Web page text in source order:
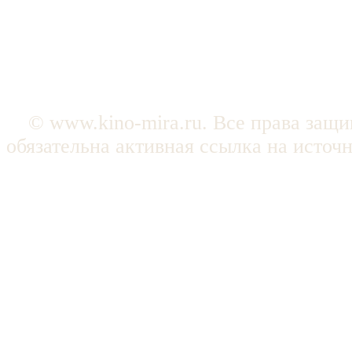
© www.kino-mira.ru. Все права
обязательна активная ссылка на